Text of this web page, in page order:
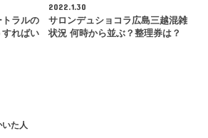
トラルの
すればい
2022.1.30
サロンデュショコラ広島三越混雑
状況 何時から並ぶ？整理券は？
た人